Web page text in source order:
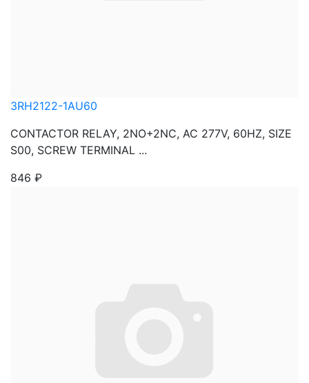
3RH2122-1AU60
CONTACTOR RELAY, 2NO+2NC, AC 277V, 60HZ, SIZE
S00, SCREW TERMINAL ...
846 ₽